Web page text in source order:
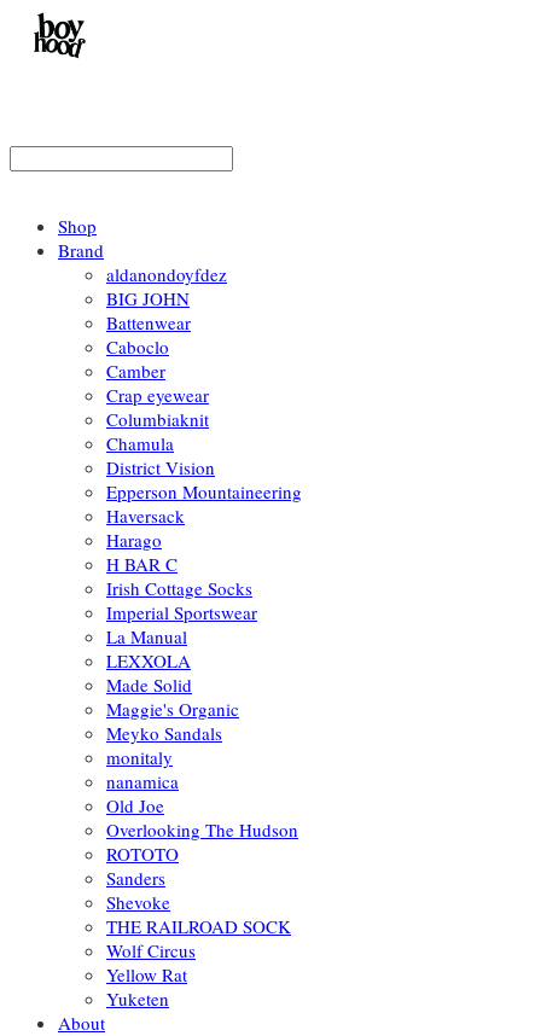
Shop
Brand
aldanondoyfdez
BIG JOHN
Battenwear
Caboclo
Camber
Crap eyewear
Columbiaknit
Chamula
District Vision
Epperson Mountaineering
Haversack
Harago
H BAR C
Irish Cottage Socks
Imperial Sportswear
La Manual
LEXXOLA
Made Solid
Maggie's Organic
Meyko Sandals
monitaly
nanamica
Old Joe
Overlooking The Hudson
ROTOTO
Sanders
Shevoke
THE RAILROAD SOCK
Wolf Circus
Yellow Rat
Yuketen
About